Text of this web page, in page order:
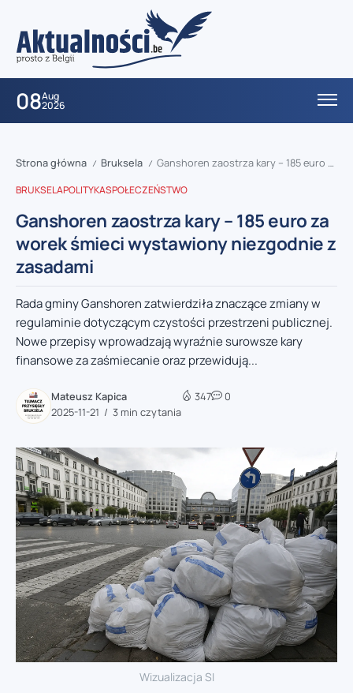
08Aug
2026
Strona główna / Bruksela / Ganshoren zaostrza kary – 185 euro za worek śmieci wystawiony niezgodnie z zasadami
BRUKSELAPOLITYKASPOŁECZEŃSTWO
Ganshoren zaostrza kary – 185 euro za
worek śmieci wystawiony niezgodnie z
zasadami
Rada gminy Ganshoren zatwierdziła znaczące zmiany w
regulaminie dotyczącym czystości przestrzeni publicznej.
Nowe przepisy wprowadzają wyraźnie surowsze kary
finansowe za zaśmiecanie oraz przewidują...
Mateusz Kapica
2025-11-21
3 min czytania
347 0
Wizualizacja SI